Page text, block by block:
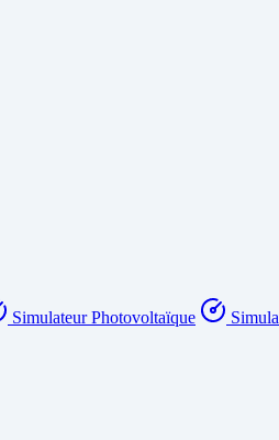
Simulateur Photovoltaïque